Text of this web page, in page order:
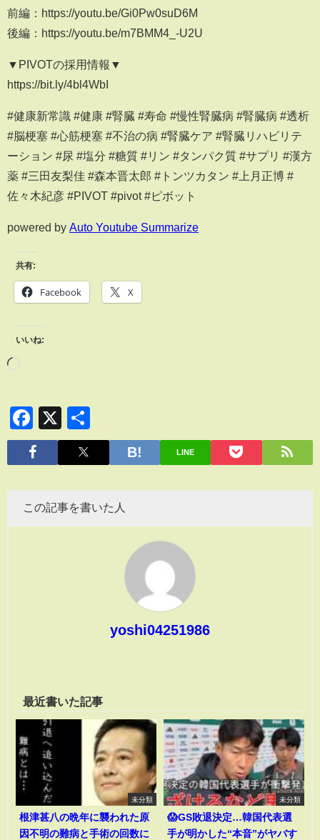
前編：https://youtu.be/Gi0Pw0suD6M
後編：https://youtu.be/m7BMM4_-U2U
▼PIVOTの採用情報▼
https://bit.ly/4bl4WbI
#健康新常識 #健康 #腎臓 #寿命 #慢性腎臓病 #腎臓病 #透析
#脳梗塞 #心筋梗塞 #不治の病 #腎臓ケア #腎臓リハビリテ
ーション #尿 #塩分 #糖質 #リン #タンパク質 #サプリ #漢方
薬 #三田友梨佳 #森本晋太郎 #トンツカタン #上月正博 #
佐々木紀彦 #PIVOT #pivot #ピボット
powered by Auto Youtube Summarize
共有:
Facebook X
いいね:
Facebook
X
有
LINE
この記事を書いた人
yoshi04251986
最近書いた記事
未分類
根津甚八の晩年に襲われた原
因不明の難病と手術の回数に
未分類
😱GS敗退決定…韓国代表選
手が明かした“本音”がヤバす